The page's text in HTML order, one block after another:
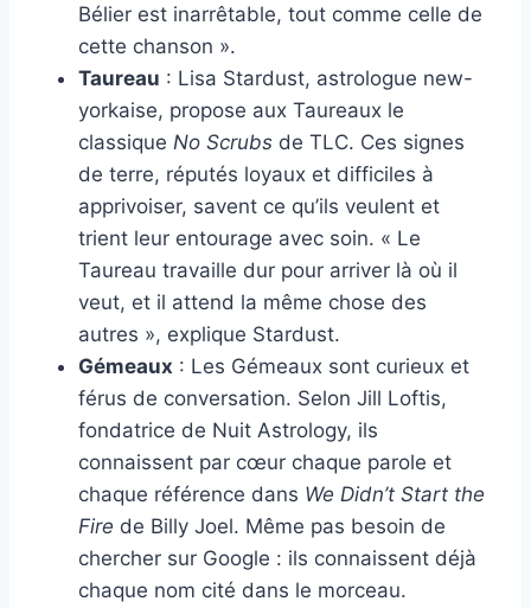
Bélier est inarrêtable, tout comme celle de
cette chanson ».
Taureau : Lisa Stardust, astrologue new-
yorkaise, propose aux Taureaux le
classique No Scrubs de TLC. Ces signes
de terre, réputés loyaux et difficiles à
apprivoiser, savent ce qu’ils veulent et
trient leur entourage avec soin. « Le
Taureau travaille dur pour arriver là où il
veut, et il attend la même chose des
autres », explique Stardust.
Gémeaux : Les Gémeaux sont curieux et
férus de conversation. Selon Jill Loftis,
fondatrice de Nuit Astrology, ils
connaissent par cœur chaque parole et
chaque référence dans We Didn’t Start the
Fire de Billy Joel. Même pas besoin de
chercher sur Google : ils connaissent déjà
chaque nom cité dans le morceau.